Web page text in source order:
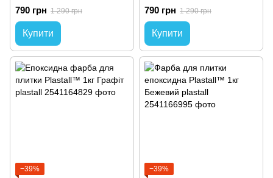
790 грн 1 290 грн
Купити
790 грн 1 290 грн
Купити
−39% −39%